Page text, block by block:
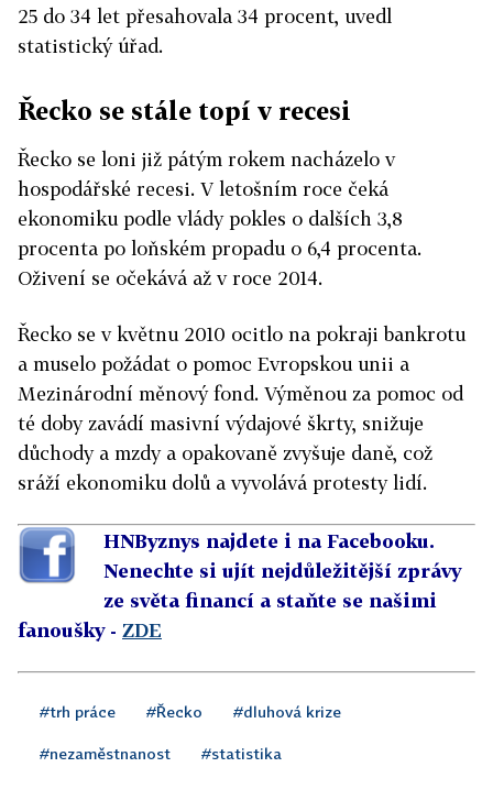
25 do 34 let přesahovala 34 procent, uvedl
statistický úřad.
Řecko se stále topí v recesi
Řecko se loni již pátým rokem nacházelo v
hospodářské recesi. V letošním roce čeká
ekonomiku podle vlády pokles o dalších 3,8
procenta po loňském propadu o 6,4 procenta.
Oživení se očekává až v roce 2014.
Řecko se v květnu 2010 ocitlo na pokraji bankrotu
a muselo požádat o pomoc Evropskou unii a
Mezinárodní měnový fond. Výměnou za pomoc od
té doby zavádí masivní výdajové škrty, snižuje
důchody a mzdy a opakovaně zvyšuje daně, což
sráží ekonomiku dolů a vyvolává protesty lidí.
HNByznys najdete i na Facebooku.
Nenechte si ujít nejdůležitější zprávy
ze světa financí a staňte se našimi
fanoušky - ZDE
#trh práce #Řecko #dluhová krize
#nezaměstnanost #statistika